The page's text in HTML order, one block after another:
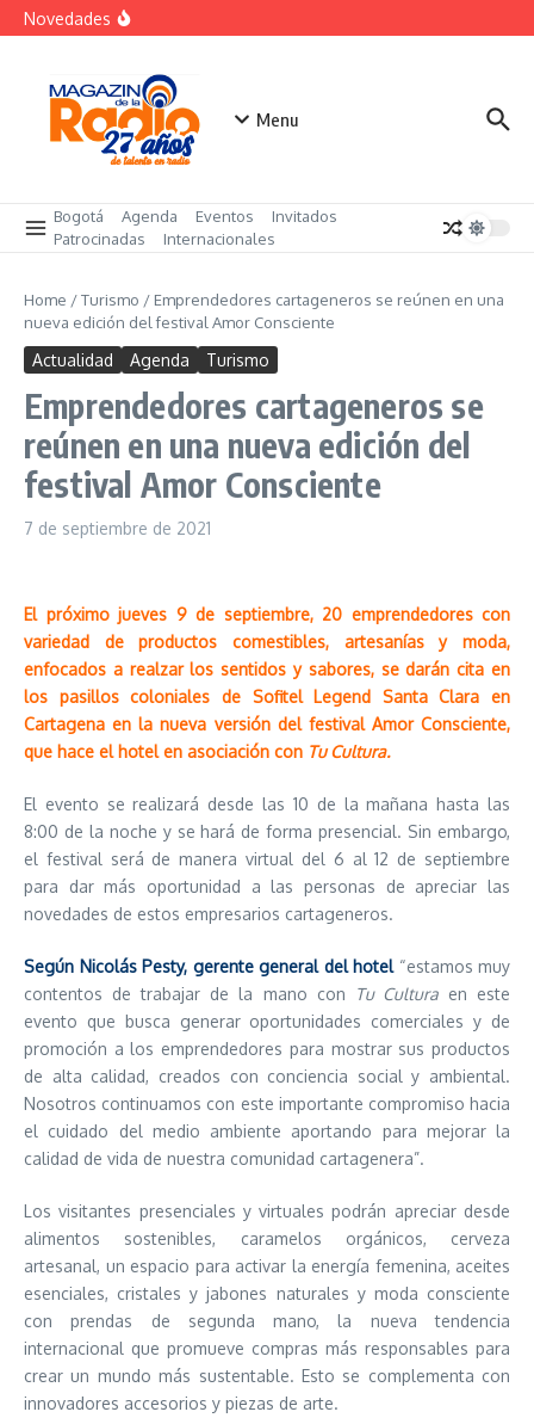
Saltar al contenido
Novedades
Menu
Bogotá Agenda Eventos
Invitados
Patrocinadas
Internacionales
Home /Turismo / Emprendedores cartageneros se reúnen en una
nueva edición del festival Amor Consciente
Actualidad Agenda Turismo
Emprendedores cartageneros se
reúnen en una nueva edición del
festival Amor Consciente
7 de septiembre de 2021
El próximo jueves 9 de septiembre, 20 emprendedores con
variedad de productos comestibles, artesanías y moda,
enfocados a realzar los sentidos y sabores, se darán cita en
los pasillos coloniales de Sofitel Legend Santa Clara en
Cartagena en la nueva versión del festival Amor Consciente,
que hace el hotel en asociación con Tu Cultura.
El evento se realizará desde las 10 de la mañana hasta las
8:00 de la noche y se hará de forma presencial. Sin embargo,
el festival será de manera virtual del 6 al 12 de septiembre
para dar más oportunidad a las personas de apreciar las
novedades de estos empresarios cartageneros.
Según Nicolás Pesty, gerente general del hotel“estamos muy
contentos de trabajar de la mano con
Tu Culturaen este
evento que busca generar oportunidades comerciales y de
promoción a los emprendedores para mostrar sus productos
de alta calidad, creados con conciencia social y ambiental.
Nosotros continuamos con este importante compromiso hacia
el cuidado del medio ambiente aportando para mejorar la
calidad de vida de nuestra comunidad cartagenera”.
Los visitantes presenciales y virtuales podrán apreciar desde
alimentos sostenibles, caramelos orgánicos, cerveza
artesanal, un espacio para activar la energía femenina, aceites
esenciales, cristales y jabones naturales y moda consciente
con prendas de segunda mano, la nueva tendencia
internacional que promueve compras más responsables para
crear un mundo más sustentable. Esto se complementa con
innovadores accesorios y piezas de arte.